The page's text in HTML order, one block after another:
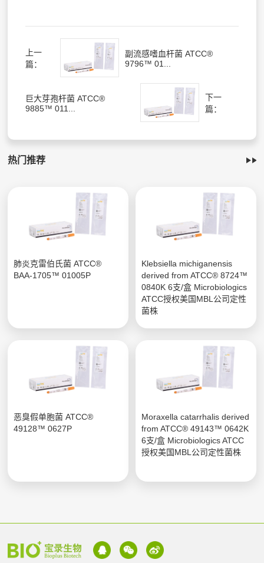
上一
篇：
副流感嗜血杆菌 ATCC®
9796™ 01...
巨大芽孢杆菌 ATCC®
9885™ 011...
下一
篇：
热门推荐
肺炎克雷伯氏菌 ATCC®
BAA-1705™ 01005P
Klebsiella michiganensis
derived from ATCC® 8724™
0840K 6支/盒 Microbiologics
ATCC授权美国MBL公司定性
菌株
恶臭假单胞菌 ATCC®
49128™ 0627P
Moraxella catarrhalis derived
from ATCC® 49143™ 0642K
6支/盒 Microbiologics ATCC
授权美国MBL公司定性菌株